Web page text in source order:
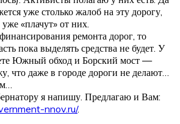
уже столько жалоб на эту дорогу,
«плачут» от них.
ремонта дорог, то
пока выделять средства не будет. У
Южный обход и Борский мост —
что даже в городе дороги не делают…
я напишу. Предлагаю и Вам:
nnov.ru/.